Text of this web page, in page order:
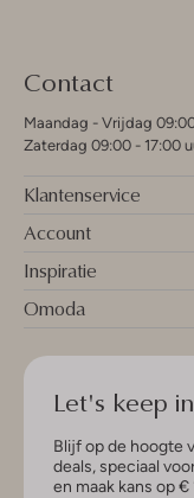
Contact
Maandag - Vrijdag
Zaterdag 09:00 - 17:00
Klantenservice
Account
Inspiratie
Omoda
Let's keep
Blijf op de hoogte
deals, speciaal
en maak kans op